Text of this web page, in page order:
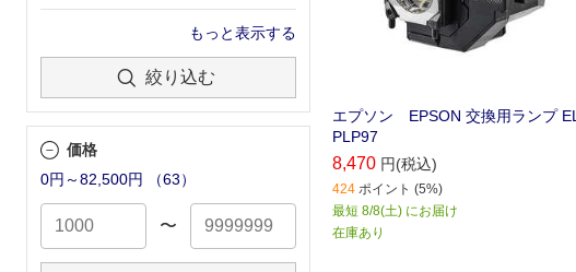
もっと表示する
絞り込む
価格
0円～82,500円
（63）
〜
エプソン EPSON 交換用ランプ EL
PLP97
8,470 円(税込)
424 ポイント (5%)
最短 8/8(土) にお届け
在庫あり